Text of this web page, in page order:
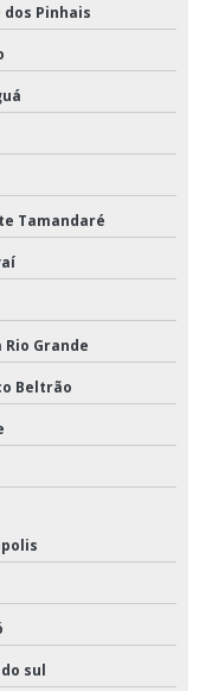
em sp
preço
são paulo
valor
dos Pinhais
Tamandaré
Rio Grande
Beltrão
sul